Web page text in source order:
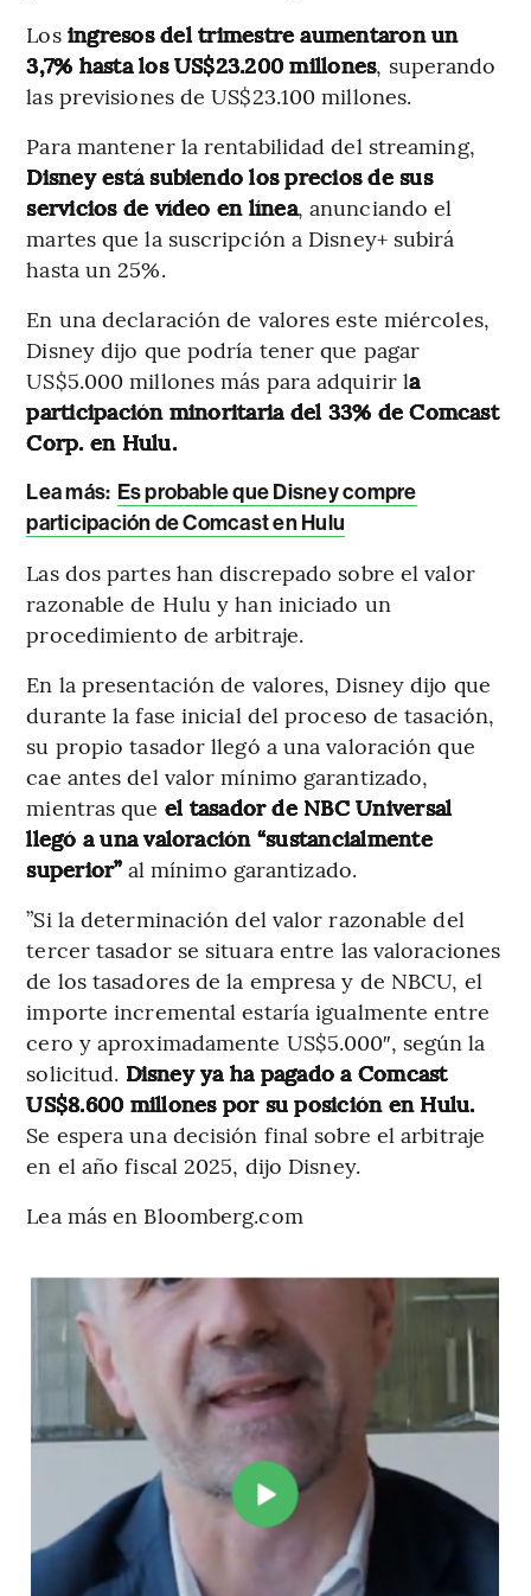
Losingresos del trimestre aumentaron un
3,7% hasta los US$23.200 millones, superando
las previsiones de US$23.100 millones.
Para mantener la rentabilidad del streaming,
Disney está subiendo los precios de sus
servicios de vídeo en línea, anunciando el
martes que la suscripción a Disney+ subirá
hasta un 25%.
En una declaración de valores este miércoles,
Disney dijo que podría tener que pagar
US$5.000 millones más para adquirir la
participación minoritaria del 33% de Comcast
Corp. en Hulu.
Lea más: Es probable que Disney compre
participación de Comcast en Hulu
Las dos partes han discrepado sobre el valor
razonable de Hulu y han iniciado un
procedimiento de arbitraje.
En la presentación de valores, Disney dijo que
durante la fase inicial del proceso de tasación,
su propio tasador llegó a una valoración que
cae antes del valor mínimo garantizado,
mientras que el tasador de NBC Universal
llegó a una valoración “sustancialmente
superior” al mínimo garantizado.
”Si la determinación del valor razonable del
tercer tasador se situara entre las valoraciones
de los tasadores de la empresa y de NBCU, el
importe incremental estaría igualmente entre
cero y aproximadamente US$5.000″, según la
solicitud. Disney ya ha pagado a Comcast
US$8.600 millones por su posición en Hulu.
Se espera una decisión final sobre el arbitraje
en el año fiscal 2025, dijo Disney.
Lea más en Bloomberg.com